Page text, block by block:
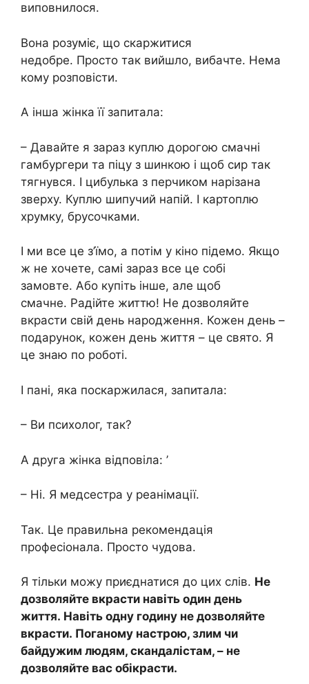
виповнилося.
Вона розуміє, що скаржитися
недобре. Просто так вийшло, вибачте. Нема
кому розповісти.
А інша жінка її запитала:
– Давайте я зараз куплю дорогою смачні
гамбургери та піцу з шинкою і щоб сир так
тягнувся. І цибулька з перчиком нарізана
зверху. Куплю шипучий напій. І картоплю
хрумку, брусочками.
І ми все це з’їмо, а потім у кіно підемо. Якщо
ж не хочете, самі зараз все це собі
замовте. Або купіть інше, але щоб
смачне. Радійте життю! Не дозволяйте
вкрасти свій день народження. Кожен день –
подарунок, кожен день життя – це свято. Я
це знаю по роботі.
І пані, яка поскаржилася, запитала:
– Ви психолог, так?
А друга жінка відповіла: ʼ
– Ні. Я медсестра у реанімації.
Так. Це правильна рекомендація
професіонала. Просто чудова.
Я тільки можу приєднатися до цих слів. Не
дозволяйте вкрасти навіть один день
життя. Навіть одну годину не дозволяйте
вкрасти. Поганому настрою, злим чи
байдужим людям, скандалістам, – не
дозволяйте вас обікрасти.